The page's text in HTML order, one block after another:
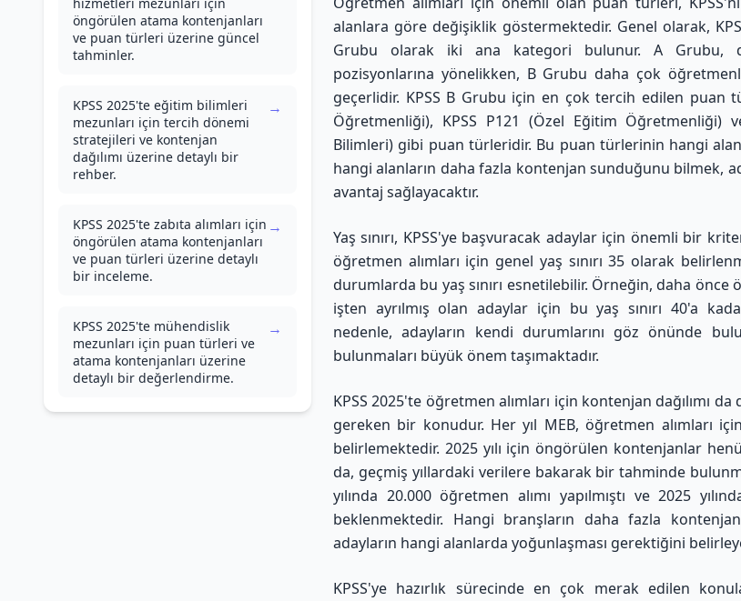
öngörülen atama kontenjanları
ve puan türleri üzerine güncel
tahminler.
KPSS 2025'te eğitim bilimleri
mezunları için tercih dönemi
stratejileri ve kontenjan
dağılımı üzerine detaylı bir
rehber.
→
KPSS 2025'te zabıta alımları için
öngörülen atama kontenjanları
ve puan türleri üzerine detaylı
bir inceleme.
→
KPSS 2025'te mühendislik
mezunları için puan türleri ve
atama kontenjanları üzerine
detaylı bir değerlendirme.
→
alanlara göre değişiklik göstermektedir. Genel olarak,
Grubu olarak iki ana kategori bulunur. A Grubu,
pozisyonlarına yönelikken, B Grubu daha çok
geçerlidir. KPSS B Grubu için en çok tercih edilen puan
Öğretmenliği), KPSS P121 (Özel Eğitim Öğretmenliği)
Bilimleri) gibi puan türleridir. Bu puan türlerinin hangi
hangi alanların daha fazla kontenjan sunduğunu bilmek,
avantaj sağlayacaktır.
Yaş sınırı, KPSS'ye başvuracak adaylar için önemli bir
öğretmen alımları için genel yaş sınırı 35 olarak
durumlarda bu yaş sınırı esnetilebilir. Örneğin, daha önce
işten ayrılmış olan adaylar için bu yaş sınırı 40'a
nedenle, adayların kendi durumlarını göz önünde
bulunmaları büyük önem taşımaktadır.
KPSS 2025'te öğretmen alımları için kontenjan dağılımı
gereken bir konudur. Her yıl MEB, öğretmen alımları
belirlemektedir. 2025 yılı için öngörülen kontenjanlar
da, geçmiş yıllardaki verilere bakarak bir tahminde
yılında 20.000 öğretmen alımı yapılmıştı ve 2025
beklenmektedir. Hangi branşların daha fazla
adayların hangi alanlarda yoğunlaşması gerektiğini
KPSS'ye hazırlık sürecinde en çok merak edilen